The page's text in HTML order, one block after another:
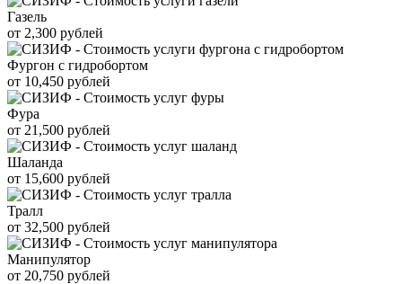
Газель
от 2,300 рублей
Фургон с гидробортом
от 10,450 рублей
Фура
от 21,500 рублей
Шаланда
от 15,600 рублей
Тралл
от 32,500 рублей
Манипулятор
от 20,750 рублей